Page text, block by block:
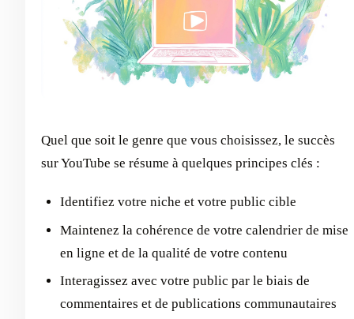
Quel que soit le genre que vous choisissez, le succès
sur YouTube se résume à quelques principes clés :
Identifiez votre niche et votre public cible
Maintenez la cohérence de votre calendrier de mise
en ligne et de la qualité de votre contenu
Interagissez avec votre public par le biais de
commentaires et de publications communautaires